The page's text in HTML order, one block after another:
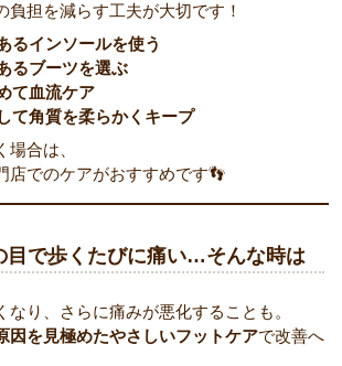
負担を減らす工夫が大切です！
るインソールを使う
るブーツを選ぶ
て血流ケア
て角質を柔らかくキープ
合は、
店でのケアがおすすめです👣
目で歩くたびに痛い…そんな時は
なり、さらに痛みが悪化することも。
因を見極めたやさしいフットケアで改善へ